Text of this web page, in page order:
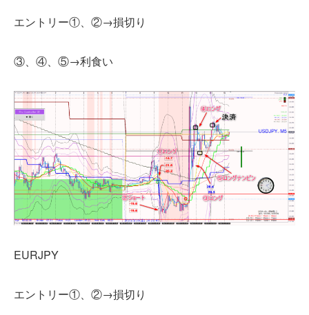
エントリー①、②→損切り
③、④、⑤→利食い
EURJPY
エントリー①、②→損切り